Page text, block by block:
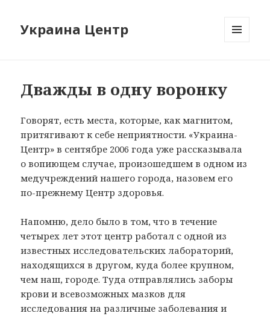
Украина Центр
Дважды в одну воронку
Говорят, есть места, которые, как магнитом,
притягивают к себе неприятности. «Украина-
Центр» в сентябре 2006 года уже рассказывала
о вопиющем случае, произошедшем в одном из
медучреждений нашего города, назовем его
по-прежнему Центр здоровья.
Напомню, дело было в том, что в течение
четырех лет этот центр работал с одной из
известных исследовательских лабораторий,
находящихся в другом, куда более крупном,
чем наш, городе. Туда отправлялись заборы
крови и всевозможных мазков для
исследования на различные заболевания и